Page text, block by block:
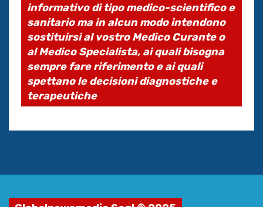
informativo di tipo medico-scientifico e
sanitario ma in alcun modo intendono
sostituirsi al vostro Medico Curante o
al Medico Specialista, ai quali bisogna
sempre fare riferimento e ai quali
spettano le decisioni diagnostiche e
terapeutiche